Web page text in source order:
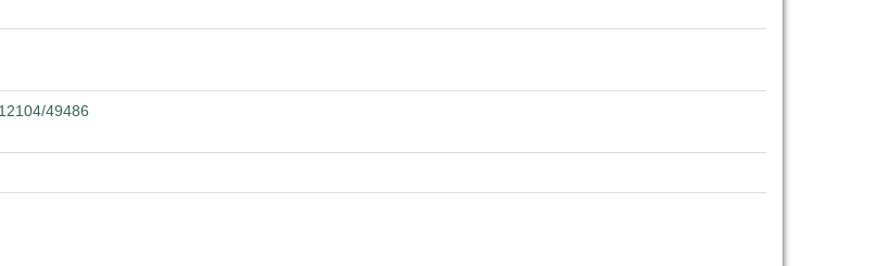
49486